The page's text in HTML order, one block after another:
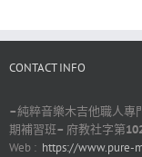
CONTACT INFO
–純粹音樂木吉他職人專
期補習班– 府教社字第
Web : https://www.pure-